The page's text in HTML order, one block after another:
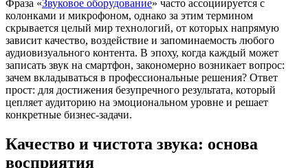
Фраза «Звуковое оборудование» часто ассоциируется с
колонками и микрофоном, однако за этим термином
скрывается целый мир технологий, от которых напрямую
зависит качество, воздействие и запоминаемость любого
аудиовизуального контента. В эпоху, когда каждый может
записать звук на смартфон, закономерно возникает вопрос:
зачем вкладываться в профессиональные решения? Ответ
прост: для достижения безупречного результата, который
цепляет аудиторию на эмоциональном уровне и решает
конкретные бизнес-задачи.
Качество и чистота звука: основа
восприятия